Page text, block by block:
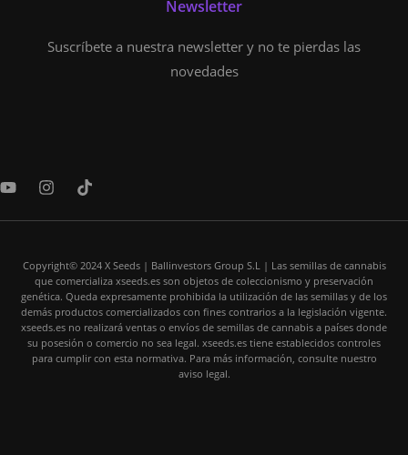
Newsletter
Suscríbete a nuestra newsletter y no te pierdas las
novedades
Y
u
I
s
g
r
a
m
T
k
k
Copyright© 2024 X Seeds | Ballinvestors Group S.L | Las semillas de cannabis
que comercializa xseeds.es son objetos de coleccionismo y preservación
genética. Queda expresamente prohibida la utilización de las semillas y de los
demás productos comercializados con fines contrarios a la legislación vigente.
xseeds.es no realizará ventas o envíos de semillas de cannabis a países donde
su posesión o comercio no sea legal. xseeds.es tiene establecidos controles
para cumplir con esta normativa. Para más información, consulte nuestro
aviso legal.